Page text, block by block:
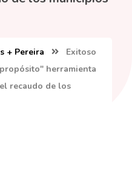
+ Pereira
Exitoso
herramienta
recaudo de los